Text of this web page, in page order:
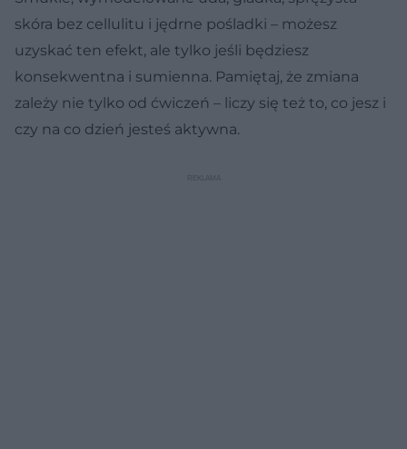
skóra bez cellulitu i jędrne pośladki – możesz
uzyskać ten efekt, ale tylko jeśli będziesz
konsekwentna i sumienna. Pamiętaj, że zmiana
zależy nie tylko od ćwiczeń – liczy się też to, co jesz i
czy na co dzień jesteś aktywna.